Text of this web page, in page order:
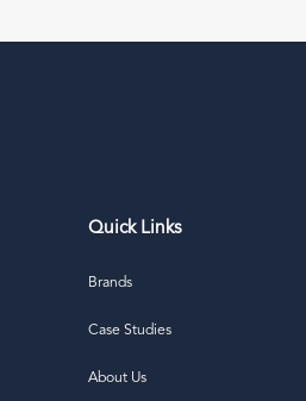
Quick Links
Brands
Case Studies
About Us